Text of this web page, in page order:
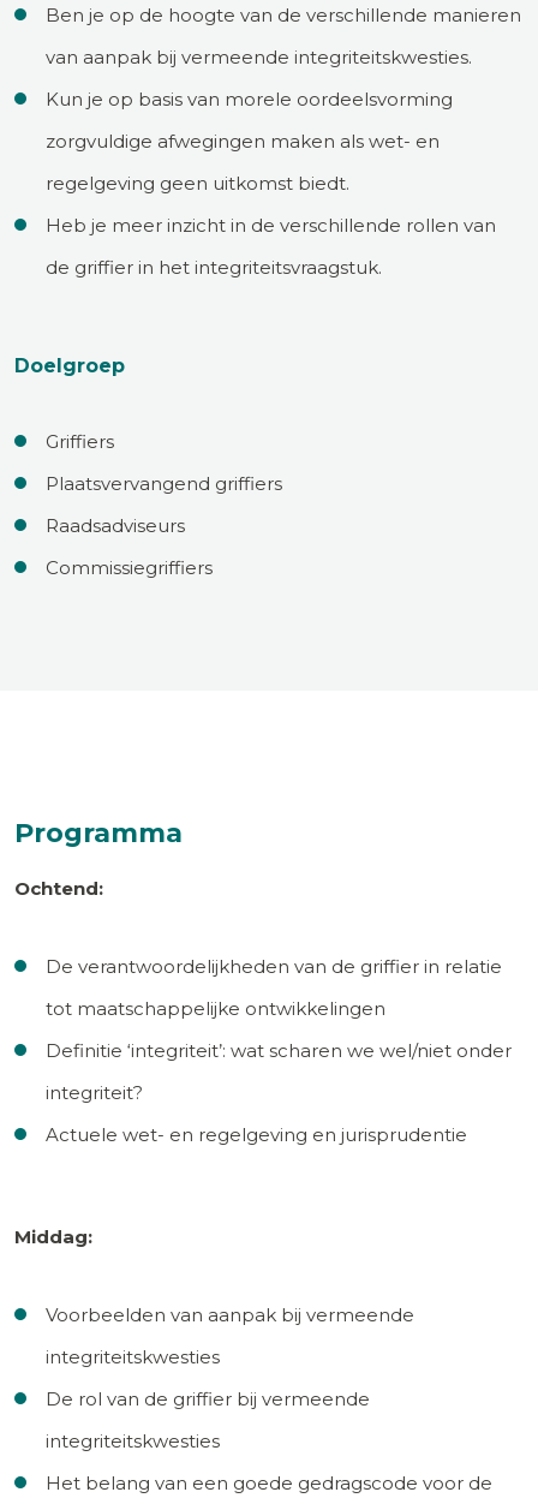
Ben je op de hoogte van de verschillende manieren
van aanpak bij vermeende integriteitskwesties.
Kun je op basis van morele oordeelsvorming
zorgvuldige afwegingen maken als wet- en
regelgeving geen uitkomst biedt.
Heb je meer inzicht in de verschillende rollen van
de griffier in het integriteitsvraagstuk.
Doelgroep
Griffiers
Plaatsvervangend griffiers
Raadsadviseurs
Commissiegriffiers
Programma
Ochtend:
De verantwoordelijkheden van de griffier in relatie
tot maatschappelijke ontwikkelingen
Definitie ‘integriteit’: wat scharen we wel/niet onder
integriteit?
Actuele wet- en regelgeving en jurisprudentie
Middag:
Voorbeelden van aanpak bij vermeende
integriteitskwesties
De rol van de griffier bij vermeende
integriteitskwesties
Het belang van een goede gedragscode voor de